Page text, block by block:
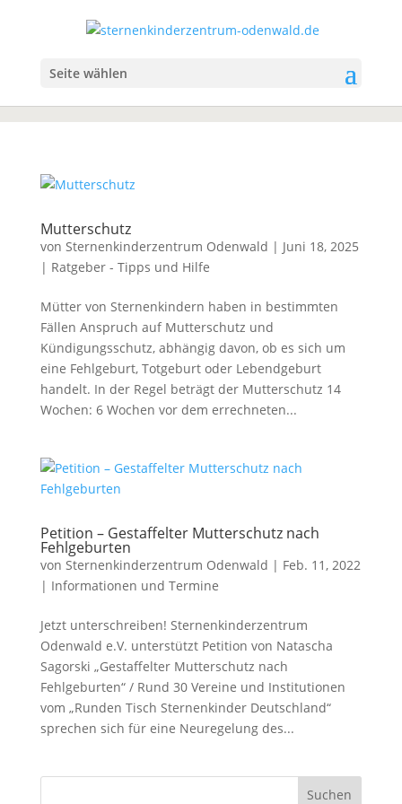
Seite wählen
Mutterschutz
von Sternenkinderzentrum Odenwald | Juni 18, 2025
| Ratgeber - Tipps und Hilfe
Mütter von Sternenkindern haben in bestimmten
Fällen Anspruch auf Mutterschutz und
Kündigungsschutz, abhängig davon, ob es sich um
eine Fehlgeburt, Totgeburt oder Lebendgeburt
handelt. In der Regel beträgt der Mutterschutz 14
Wochen: 6 Wochen vor dem errechneten...
Petition – Gestaffelter Mutterschutz nach
Fehlgeburten
von Sternenkinderzentrum Odenwald | Feb. 11, 2022
| Informationen und Termine
Jetzt unterschreiben! Sternenkinderzentrum
Odenwald e.V. unterstützt Petition von Natascha
Sagorski „Gestaffelter Mutterschutz nach
Fehlgeburten“ / Rund 30 Vereine und Institutionen
vom „Runden Tisch Sternenkinder Deutschland“
sprechen sich für eine Neuregelung des...